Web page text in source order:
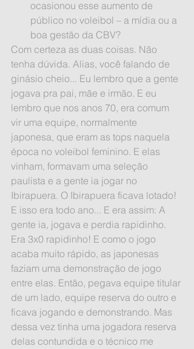
ocasionou esse aumento de
público no voleibol – a mídia ou a
boa gestão da CBV?
Com certeza as duas coisas. Não
tenha dúvida. Alias, você falando de
ginásio cheio... Eu lembro que a gente
jogava pra pai, mãe e irmão. E eu
lembro que nos anos 70, era comum
vir uma equipe, normalmente
japonesa, que eram as tops naquela
época no voleibol feminino. E elas
vinham, formavam uma seleção
paulista e a gente ia jogar no
Ibirapuera. O Ibirapuera ficava lotado!
E isso era todo ano... E era assim: A
gente ia, jogava e perdia rapidinho.
Era 3x0 rapidinho! E como o jogo
acaba muito rápido, as japonesas
faziam uma demonstração de jogo
entre elas. Então, pegava equipe titular
de um lado, equipe reserva do outro e
ficava jogando e demonstrando. Mas
dessa vez tinha uma jogadora reserva
delas contundida e o técnico me